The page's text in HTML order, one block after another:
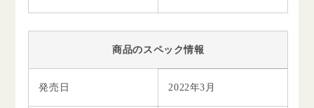
商品のスペック情報
発売日 2022年3月